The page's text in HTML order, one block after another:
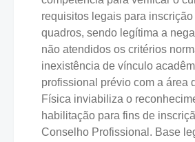
requisitos legais para
quadros, sendo legítima a
não atendidos os critérios
inexistência de vínculo
profissional prévio com a área
Física inviabiliza o
habilitação para fins de
Conselho Profissional. Base